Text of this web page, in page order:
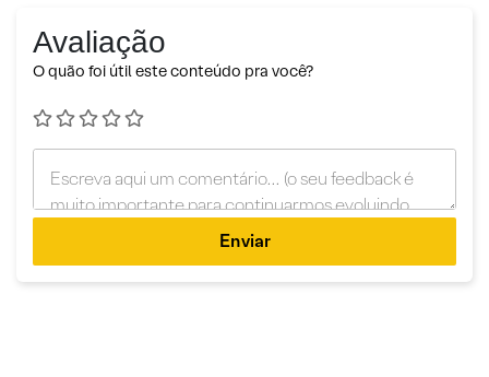
Avaliação
O quão foi útil este conteúdo pra você?
Enviar